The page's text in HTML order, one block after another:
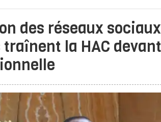
des réseaux
traînent la HAC